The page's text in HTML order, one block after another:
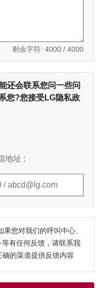
剩余字符: 4000 / 4000
还会联系您问一些问
您?您接受LG隐私政
地址 :
您对我们的呼叫中心、
有任何反馈，请联系我
确的渠道提供反馈内容